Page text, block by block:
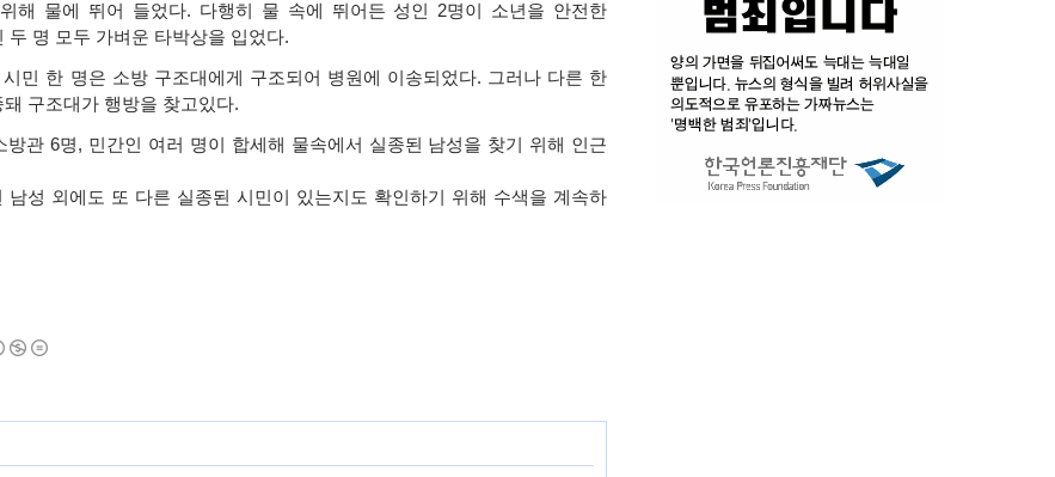
해 물에 뛰어 들었다. 다행히 물 속에 뛰어든 성인 2명이 소년을 안전한
두 명 모두 가벼운 타박상을 입었다.
민 한 명은 소방 구조대에게 구조되어 병원에 이송되었다. 그러나 다른 한
구조대가 행방을 찾고있다.
방관 6명, 민간인 여러 명이 합세해 물속에서 실종된 남성을 찾기 위해 인근
남성 외에도 또 다른 실종된 시민이 있는지도 확인하기 위해 수색을 계속하